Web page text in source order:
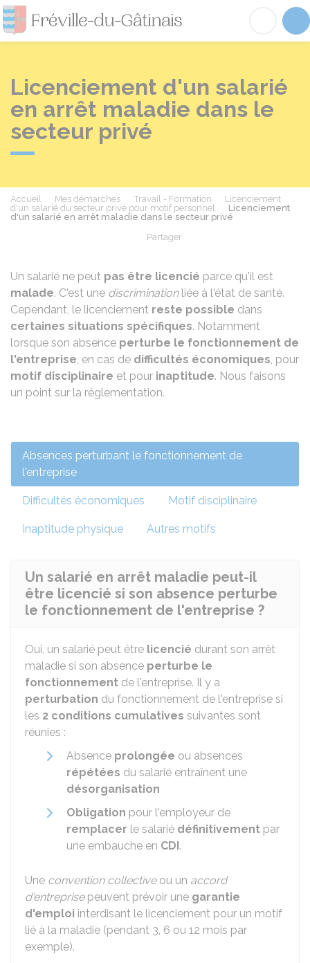
Fréville-du-
Licenciement d'un salarié
en arrêt maladie dans le
secteur privé
Accueil Mes démarches Travail - Formation
Licenciement
d'un salarié du secteur privé pour motif personnel
Licenciement
d'un salarié en arrêt maladie dans le secteur privé
Partager
Un salarié ne peut pas être licencié parce qu'il est
malade. C'est une discriminationliée à l'état de santé.
Cependant, le licenciement reste possible dans
certaines situations spécifiques. Notamment
lorsque son absence perturbe le fonctionnement de
l'entreprise, en cas de difficultés économiques, pour
motif disciplinaire et pour inaptitude. Nous faisons
un point sur la réglementation.
Absences perturbant le fonctionnement de
l'entreprise
Difficultés économiques Motif disciplinaire
Inaptitude physique Autres motifs
Un salarié en arrêt maladie peut-il
être licencié si son absence perturbe
le fonctionnement de l'entreprise ?
Oui, un salarié peut être licencié durant son arrêt
maladie si son absence perturbe le
fonctionnement de l'entreprise. Il y a
perturbation du fonctionnement de l'entreprise si
les 2 conditions cumulatives suivantes sont
réunies :
Absence prolongée ou absences
répétées du salarié entraînent une
désorganisation
Obligation pour l'employeur de
remplacer le salarié définitivement par
une embauche en CDI.
Une convention collectiveou un accord
d'entreprisepeuvent prévoir une garantie
d'emploi interdisant le licenciement pour un motif
lié à la maladie (pendant 3, 6 ou 12 mois par
exemple).